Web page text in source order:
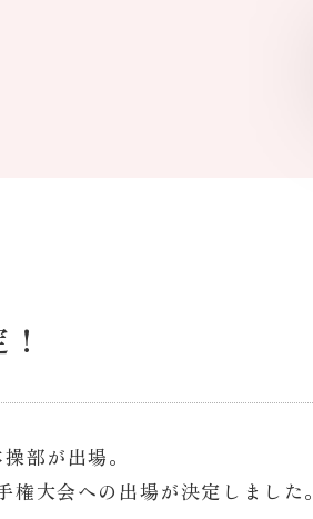
部が出場。
大会への出場が決定しました。